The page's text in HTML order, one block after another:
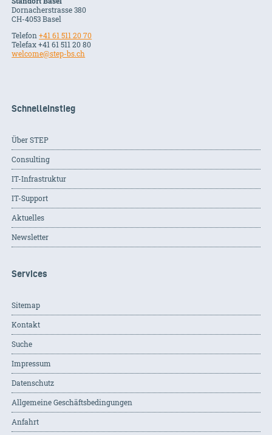
Dornacherstrasse 380
CH-4053Basel
Telefon+41 61 511 20 70
Telefax +41 61 511 20 80
welcome@step-bs.ch
Schnelleinstieg
Über STEP
Consulting
IT-Infrastruktur
IT-Support
Aktuelles
Newsletter
Services
Sitemap
Kontakt
Suche
Impressum
Datenschutz
Allgemeine Geschäftsbedingungen
Anfahrt